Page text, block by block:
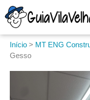
Início > MT ENG
Gesso